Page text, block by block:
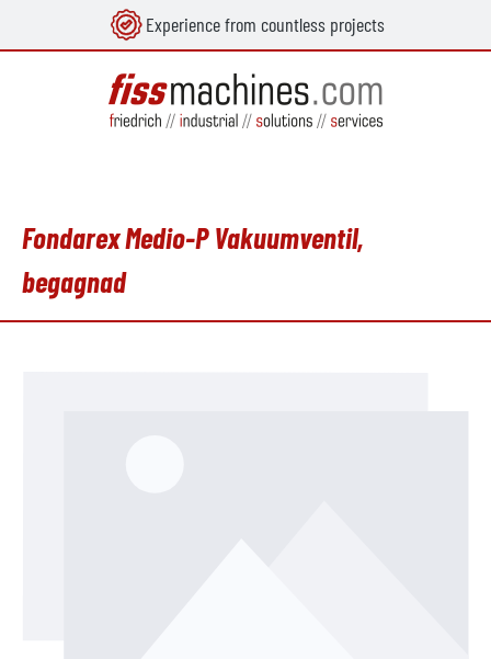
Experience from countless projects
Fondarex Medio-P Vakuumventil,
begagnad